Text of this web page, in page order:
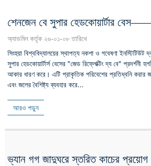
শেনজেন বে সুপার হেডকোয়ার্টার
অ্যাডমিন কর্তৃক ২৬-০১-০৮ তারিখে
সিংহুয়া বিশ্ববিদ্যালয়ের স্থাপত্য নকশা ও গবেষণা ইনস্টিটিউট
সুপার হেডকোয়ার্টার্স বেসের "জেড রিফ্লেক্টিং দ্য বে" প্রদর্শনী
আকার ধারণ করে। এটি প্রাকৃতিক পরিবেশের প্রতিধ্বনি
এবং জলের বৈশিষ্ট্য ব্যবহার করে...
আরও পড়ুন
ভ্যান গগ জাদুঘরে স্তরিত কাচের প্রয়োগ